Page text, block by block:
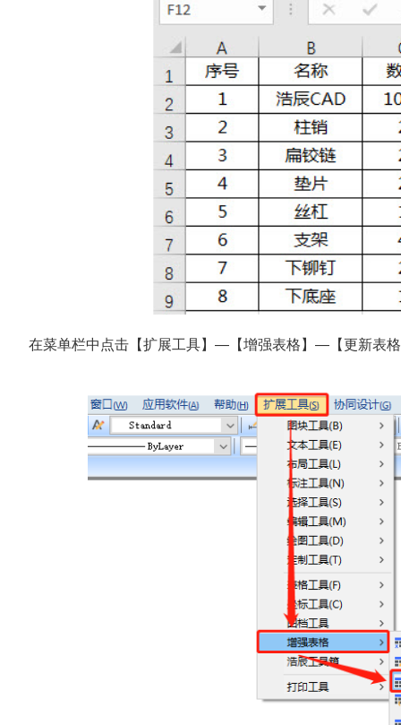
在菜单栏中点击【扩展工具】—【增强表格】—【更新表